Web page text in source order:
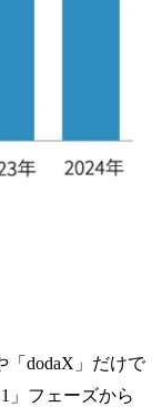
「dodaX」だけで
」フェーズから